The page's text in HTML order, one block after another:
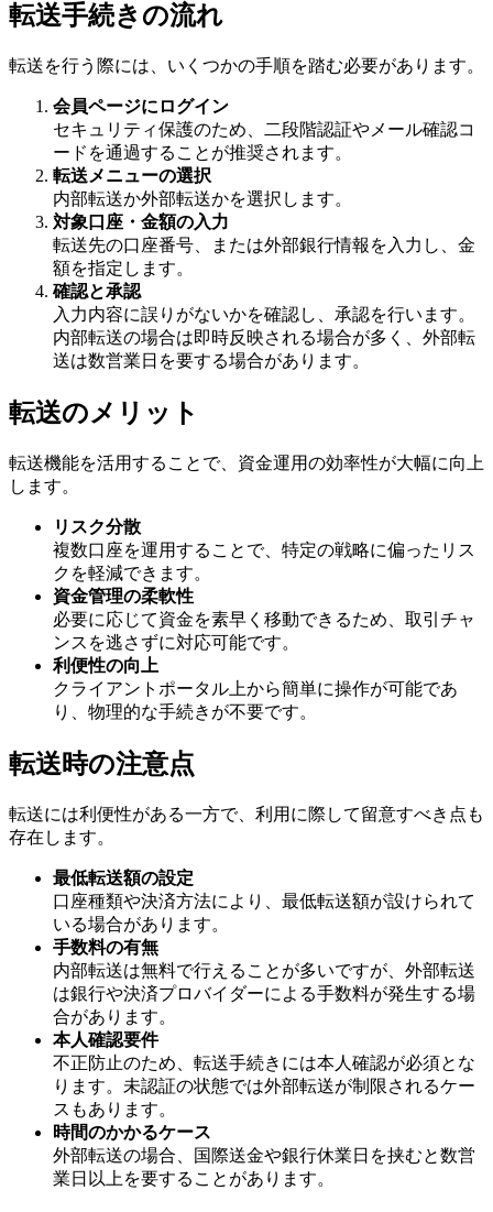
転送手続きの流れ
転送を行う際には、いくつかの手順を踏む必要があります。
会員ページにログイン
セキュリティ保護のため、二段階認証やメール確認コ
ードを通過することが推奨されます。
転送メニューの選択
内部転送か外部転送かを選択します。
対象口座・金額の入力
転送先の口座番号、または外部銀行情報を入力し、金
額を指定します。
確認と承認
入力内容に誤りがないかを確認し、承認を行います。
内部転送の場合は即時反映される場合が多く、外部転
送は数営業日を要する場合があります。
転送のメリット
転送機能を活用することで、資金運用の効率性が大幅に向上
します。
リスク分散
複数口座を運用することで、特定の戦略に偏ったリス
クを軽減できます。
資金管理の柔軟性
必要に応じて資金を素早く移動できるため、取引チャ
ンスを逃さずに対応可能です。
利便性の向上
クライアントポータル上から簡単に操作が可能であ
り、物理的な手続きが不要です。
転送時の注意点
転送には利便性がある一方で、利用に際して留意すべき点も
存在します。
最低転送額の設定
口座種類や決済方法により、最低転送額が設けられて
いる場合があります。
手数料の有無
内部転送は無料で行えることが多いですが、外部転送
は銀行や決済プロバイダーによる手数料が発生する場
合があります。
本人確認要件
不正防止のため、転送手続きには本人確認が必須とな
ります。未認証の状態では外部転送が制限されるケー
スもあります。
時間のかかるケース
外部転送の場合、国際送金や銀行休業日を挟むと数営
業日以上を要することがあります。